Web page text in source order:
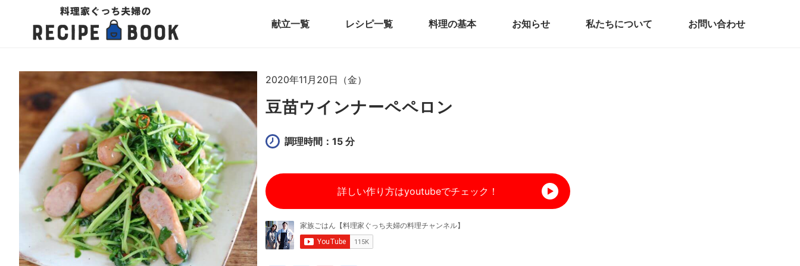
献立一覧 レシピ一覧 料理の基本 お知らせ 私たちについて お問い合わせ
2020年11月20日（金）
豆苗ウインナーペペロン
調理時間：15 分
詳しい作り方はyoutubeでチェック！